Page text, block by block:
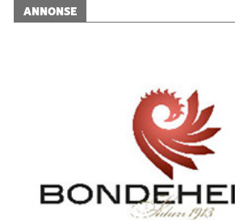
ANNONSE